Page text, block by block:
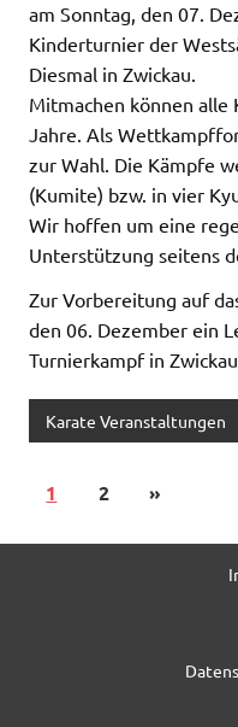
am Sonntag, den 07.
Kinderturnier der
Diesmal in Zwickau.
Mitmachen können alle
Jahre. Als
zur Wahl. Die Kämpfe
(Kumite) bzw. in vier
Wir hoffen um eine
Unterstützung seitens
Zur Vorbereitung auf
den 06. Dezember ein
Turnierkampf in
Karate Veranstaltungen
1 2 »